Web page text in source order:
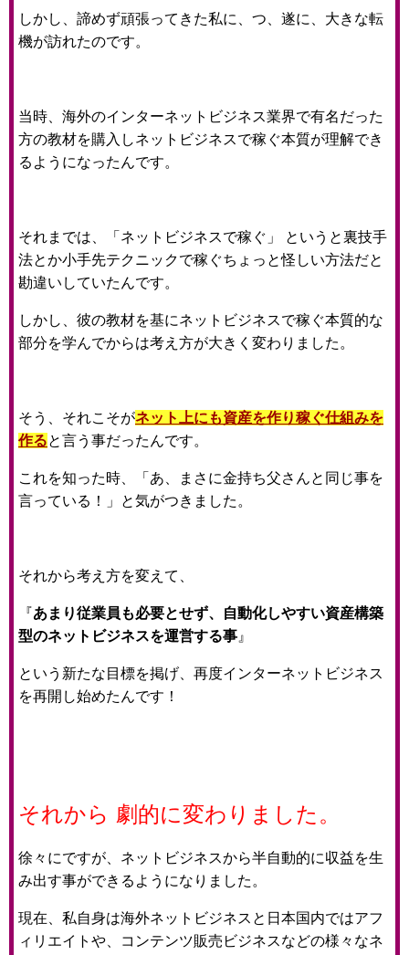
しかし、諦めず頑張ってきた私に、つ、遂に、大きな転
機が訪れたのです。
当時、海外のインターネットビジネス業界で有名だった
方の教材を購入しネットビジネスで稼ぐ本質が理解でき
るようになったんです。
それまでは、「ネットビジネスで稼ぐ」 というと裏技手
法とか小手先テクニックで稼ぐちょっと怪しい方法だと
勘違いしていたんです。
しかし、彼の教材を基にネットビジネスで稼ぐ本質的な
部分を学んでからは考え方が大きく変わりました。
そう、それこそがネット上にも資産を作り稼ぐ仕組みを
作ると言う事だったんです。
これを知った時、「あ、まさに金持ち父さんと同じ事を
言っている！」と気がつきました。
それから考え方を変えて、
『あまり従業員も必要とせず、自動化しやすい資産構築
型のネットビジネスを運営する事 』
という新たな目標を掲げ、再度インターネットビジネス
を再開し始めたんです！
それから 劇的に変わりました。
徐々にですが、ネットビジネスから半自動的に収益を生
み出す事ができるようになりました。
現在、私自身は海外ネットビジネスと日本国内ではアフ
ィリエイトや、コンテンツ販売ビジネスなどの様々なネ